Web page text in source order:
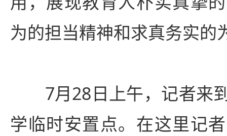
为的担当精神和求真务实的
7月28日上午，记者来
学临时安置点。在这里记